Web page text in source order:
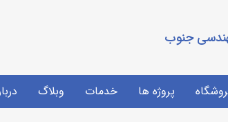
جنوب
پروژه ها خدمات وبلاگ